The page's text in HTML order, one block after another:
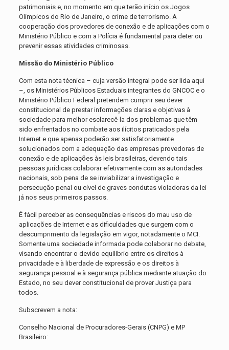
patrimoniais e, no momento em que terão início os Jogos
Olímpicos do Rio de Janeiro, o crime de terrorismo. A
cooperação dos provedores de conexão e de aplicações com o
Ministério Público e com a Polícia é fundamental para deter ou
prevenir essas atividades criminosas.
Missão do Ministério Público
Com esta nota técnica – cuja versão integral pode ser lida aqui
–, os Ministérios Públicos Estaduais integrantes do GNCOC e o
Ministério Público Federal pretendem cumprir seu dever
constitucional de prestar informações claras e objetivas à
sociedade para melhor esclarecê-la dos problemas que têm
sido enfrentados no combate aos ilícitos praticados pela
Internet e que apenas poderão ser satisfatoriamente
solucionados com a adequação das empresas provedoras de
conexão e de aplicações às leis brasileiras, devendo tais
pessoas jurídicas colaborar efetivamente com as autoridades
nacionais, sob pena de se inviabilizar a investigação e
persecução penal ou cível de graves condutas violadoras da lei
já nos seus primeiros passos.
É fácil perceber as consequências e riscos do mau uso de
aplicações de Internet e as dificuldades que surgem com o
descumprimento da legislação em vigor, notadamente o MCI.
Somente uma sociedade informada pode colaborar no debate,
visando encontrar o devido equilíbrio entre os direitos à
privacidade e à liberdade de expressão e os direitos à
segurança pessoal e à segurança pública mediante atuação do
Estado, no seu dever constitucional de prover Justiça para
todos.
Subscrevem a nota:
Conselho Nacional de Procuradores-Gerais (CNPG) e MP
Brasileiro: